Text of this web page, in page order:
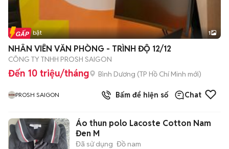
Tin nổi bật 1
NHÂN VIÊN VĂN PHÒNG - TRÌNH ĐỘ 12/12
CÔNG TY TNHH PROSH SAIGON
Đến 10 triệu/tháng Bình Dương (TP Hồ Chí Minh mới)
PROSH SAIGON Bấm để hiện số Chat
Áo thun polo Lacoste Cotton Nam
Đen M
Đã sử dụng Đồ nam